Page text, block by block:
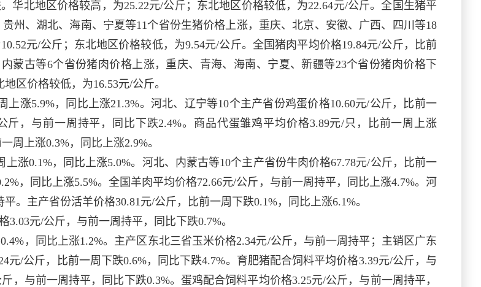
华北地区价格较高，为25.22元/公斤；东北地区价格较低，为22.64元/公斤。全国生猪平
州、湖北、海南、宁夏等11个省份生猪价格上涨，重庆、北京、安徽、广西、四川等18
元/公斤；东北地区价格较低，为9.54元/公斤。全国猪肉平均价格19.84元/公斤，比前
蒙古等6个省份猪肉价格上涨，重庆、青海、海南、宁夏、新疆等23个省份猪肉价格下
区价格较低，为16.53元/公斤。
上涨5.9%，同比上涨21.3%。河北、辽宁等10个主产省份鸡蛋价格10.60元/公斤，比前一
斤，与前一周持平，同比下跌2.4%。商品代蛋雏鸡平均价格3.89元/只，比前一周上涨
周上涨0.3%，同比上涨2.9%。
涨0.1%，同比上涨5.0%。河北、内蒙古等10个主产省份牛肉价格67.78元/公斤，比前一
，同比上涨5.5%。全国羊肉平均价格72.66元/公斤，与前一周持平，同比上涨4.7%。河
。主产省份活羊价格30.81元/公斤，比前一周下跌0.1%，同比上涨6.1%。
元/公斤，与前一周持平，同比下跌0.7%。
，同比上涨1.2%。主产区东北三省玉米价格2.34元/公斤，与前一周持平；主销区广东
/公斤，比前一周下跌0.6%，同比下跌4.7%。育肥猪配合饲料平均价格3.39元/公斤，与
，与前一周持平，同比下跌0.3%。蛋鸡配合饲料平均价格3.25元/公斤，与前一周持平，